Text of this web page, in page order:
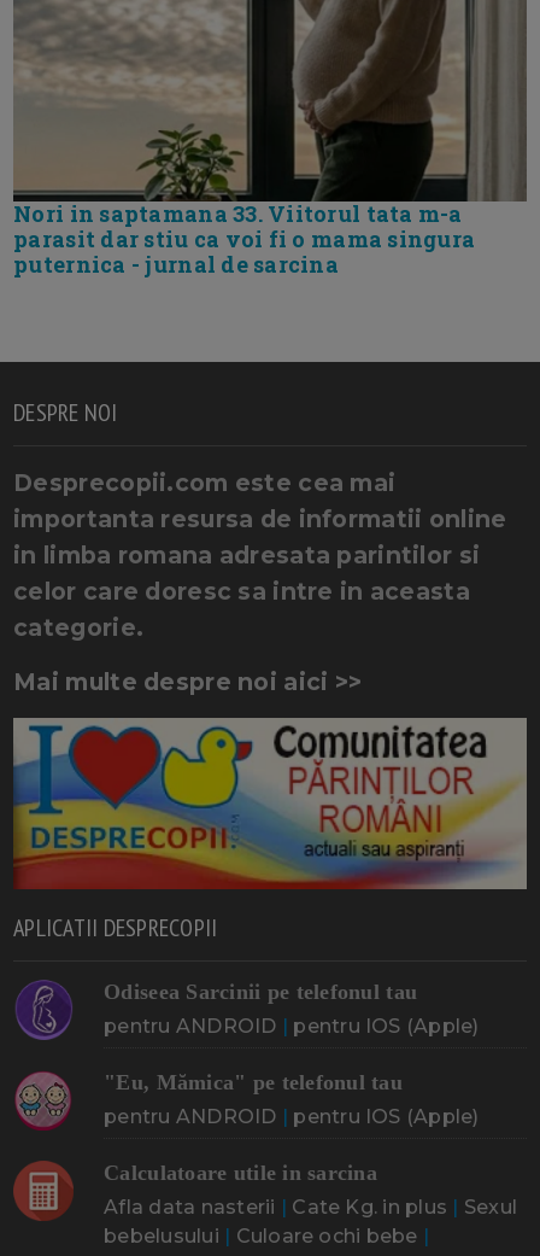
Nori in saptamana 33. Viitorul tata m-a
parasit dar stiu ca voi fi o mama singura
puternica - jurnal de sarcina
DESPRE NOI
Desprecopii.com este cea mai
importanta resursa de informatii online
in limba romana adresata parintilor si
celor care doresc sa intre in aceasta
categorie.
Mai multe despre noi aici >>
APLICATII DESPRECOPII
Odiseea Sarcinii pe telefonul tau
pentru ANDROID | pentru IOS (Apple)
"Eu, Mămica" pe telefonul tau
pentru ANDROID | pentru IOS (Apple)
Calculatoare utile in sarcina
Afla data nasterii | Cate Kg. in plus | Sexul
bebelusului | Culoare ochi bebe |